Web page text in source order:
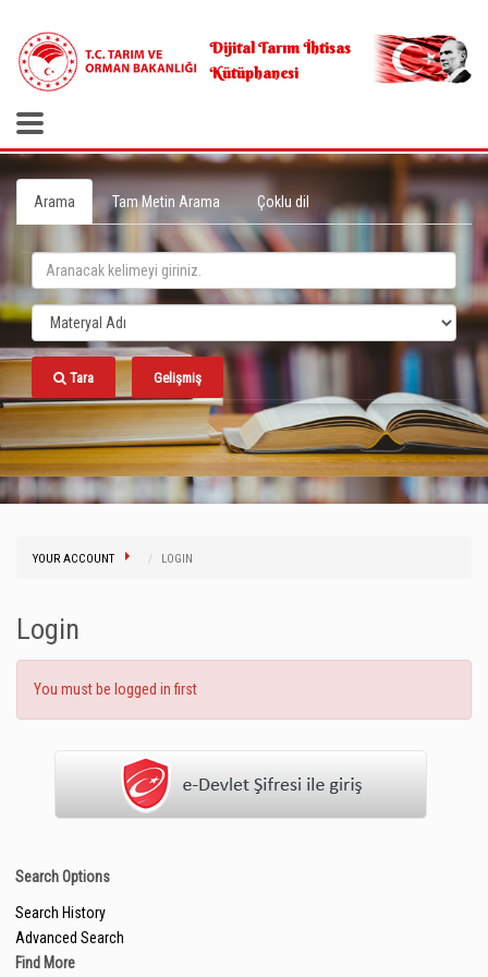
Dijital Tarım İhtisas
Kütüphanesi
Arama Tam Metin Arama Çoklu dil
Tara Gelişmiş
YOUR ACCOUNT LOGIN
Login
You must be logged in first
Search Options
Search History
Advanced Search
Find More